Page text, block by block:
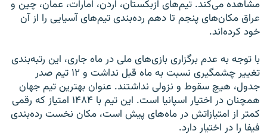
مشاهده می‌کند. تیم‌های ازبکستان، اردن، امارات، عمان، چین و
عراق مکان‌های پنجم تا دهم رده‌بندی تیم‌های آسیایی را از آن
خود کرده‌اند.
با توجه به عدم برگزاری بازی‌های ملی در ماه جاری، این رتبه‌بندی
تغییر چشمگیری نسبت به ماه قبل نداشت و ۱۲ تیم صدر
جدول، هیچ سقوط و نزولی نداشتند. عنوان بهترین تیم جهان
همچنان در اختیار اسپانیا است. این تیم با ۱۴۸۴ امتیاز که رقمی
کمتر از امتیازاتش در ماه‌های پیش است، مکان نخست رده‌بندی
فیفا را در اختیار دارد.